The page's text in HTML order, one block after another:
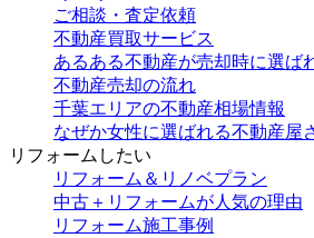
ご相談・査定依頼
不動産買取サービス
あるある不動産が売却時に選ば
不動産売却の流れ
千葉エリアの不動産相場情報
なぜか女性に選ばれる不動産屋
リフォームしたい
リフォーム＆リノベプラン
中古＋リフォームが人気の理由
リフォーム施工事例